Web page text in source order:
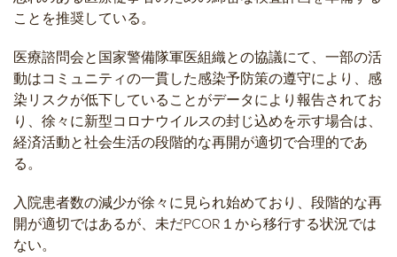
ことを推奨している。
医療諮問会と国家警備隊軍医組織との協議にて、一部の活
動はコミュニティの一貫した感染予防策の遵守により、感
染リスクが低下していることがデータにより報告されてお
り、徐々に新型コロナウイルスの封じ込めを示す場合は、
経済活動と社会生活の段階的な再開が適切で合理的であ
る。
入院患者数の減少が徐々に見られ始めており、段階的な再
開が適切ではあるが、未だPCOR１から移行する状況では
ない。